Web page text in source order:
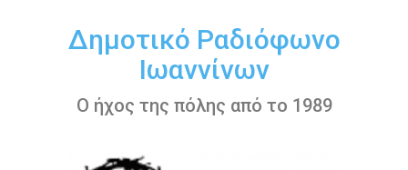
περιεχόμενοΔημοτικό Ραδιόφωνο
Ιωαννίνων
Ο ήχος της πόλης από το 1989